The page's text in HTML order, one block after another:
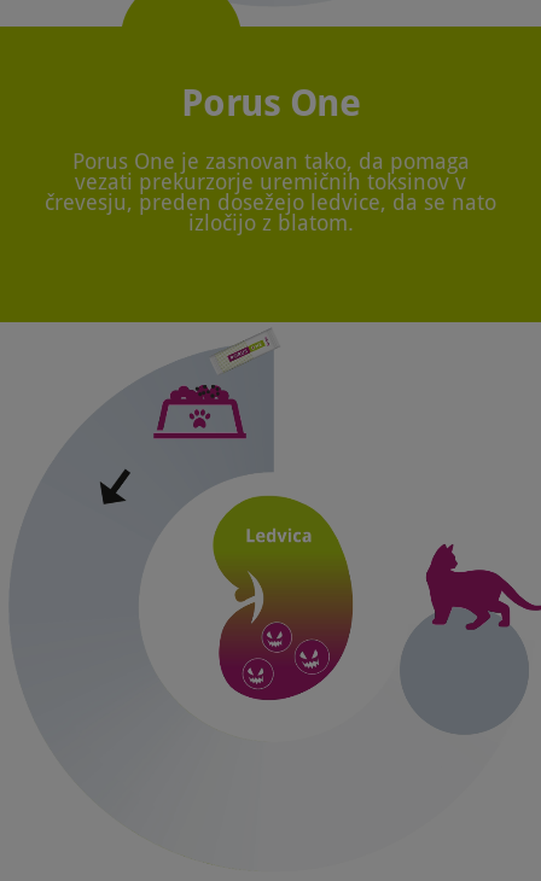
Porus One
Porus One je zasnovan tako, da pomaga
vezati prekurzorje uremičnih toksinov v
črevesju, preden dosežejo ledvice, da se nato
izločijo z blatom.